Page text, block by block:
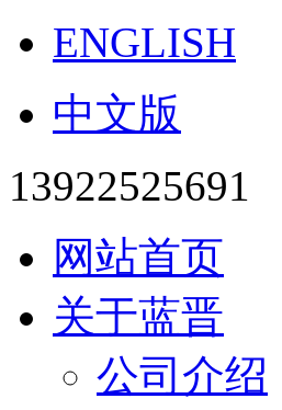
ENGLISH
中文版
13922525691
网站首页
关于蓝晋
公司介绍